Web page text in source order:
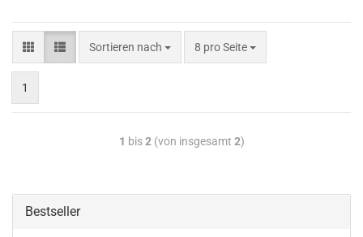
Sortieren nach 8 pro Seite
1
1 bis2(von insgesamt 2)
Bestseller